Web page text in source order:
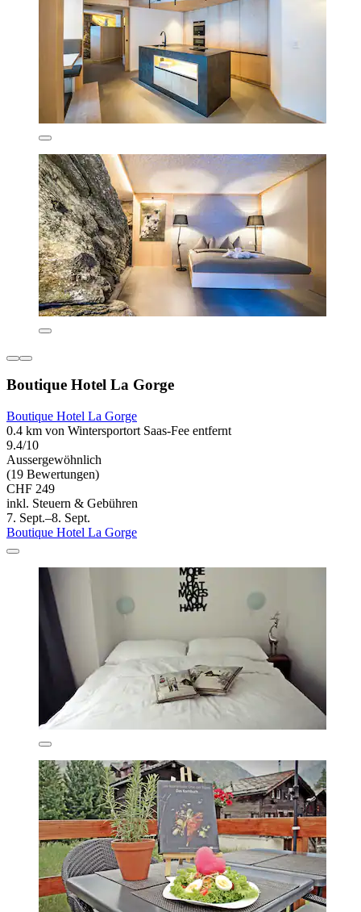
Boutique Hotel La Gorge
Boutique Hotel La Gorge
0.4 km von Wintersportort Saas-Fee entfernt
9.4/10
Aussergewöhnlich
(19 Bewertungen)
CHF 249
inkl. Steuern & Gebühren
7. Sept.–8. Sept.
Boutique Hotel La Gorge